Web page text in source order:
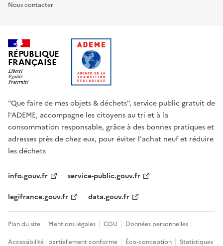
Nous contacter
RÉPUBLIQUE
FRANÇAISE
"Que faire de mes objets & déchets", service public gratuit de
l'ADEME, accompagne les citoyens au tri et à la
consommation responsable, grâce à des bonnes pratiques et
adresses près de chez eux, pour éviter l'achat neuf et réduire
les déchets
info.gouv.fr
service-public.gouv.fr
legifrance.gouv.fr
data.gouv.fr
Plan du site Mentions légales CGU
Données personnelles
Accessibilité : partiellement conforme
Éco-conception Statistiques